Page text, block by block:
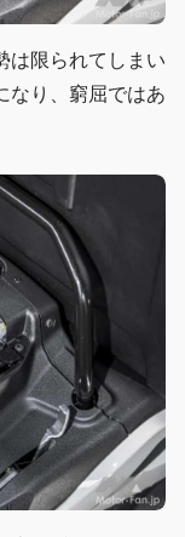
は限られてしまい
なり、窮屈ではあ